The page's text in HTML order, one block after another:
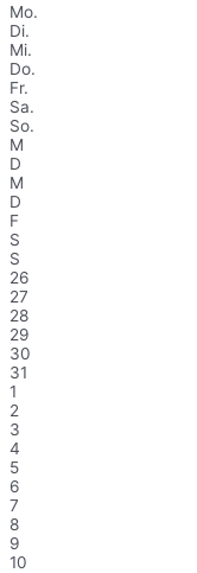
Mo.
Di.
Mi.
Do.
Fr.
Sa.
So.
M
D
M
D
F
S
S
26
27
28
29
30
31
1
2
3
4
5
6
7
8
9
10